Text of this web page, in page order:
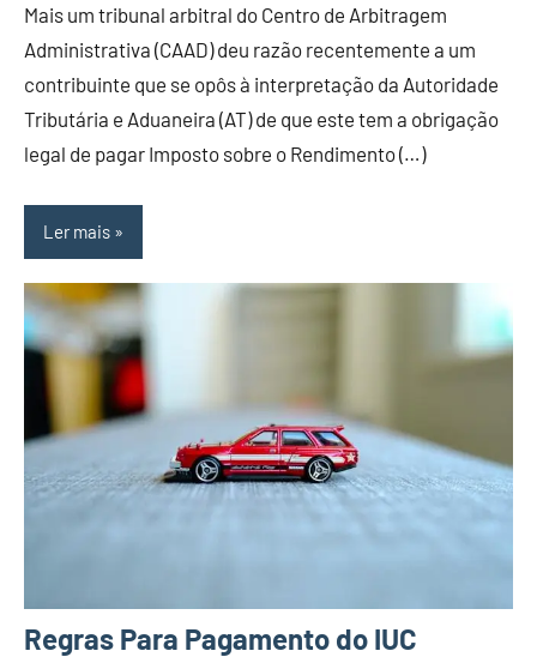
Mais um tribunal arbitral do Centro de Arbitragem
Administrativa (CAAD) deu razão recentemente a um
contribuinte que se opôs à interpretação da Autoridade
Tributária e Aduaneira (AT) de que este tem a obrigação
legal de pagar Imposto sobre o Rendimento (…)
Ler mais
Regras Para Pagamento do IUC